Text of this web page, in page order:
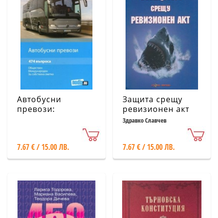
Автобусни
превози:
международен, за
собствена сметка
(474 въпроса)
7.67 € / 15.00 ЛВ.
Защита срещу
ревизионен акт
Здравко Славчев
7.67 € / 15.00 ЛВ.